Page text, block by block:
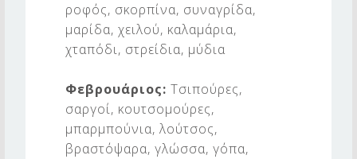
ροφός, σκορπίνα, συναγρίδα,
μαρίδα, χειλού, καλαμάρια,
χταπόδι, στρείδια, μύδια
Φεβρουάριος:Τσιπούρες,
σαργοί, κουτσομούρες,
μπαρμπούνια, λούτσος,
βραστόψαρα, γλώσσα, γόπα,